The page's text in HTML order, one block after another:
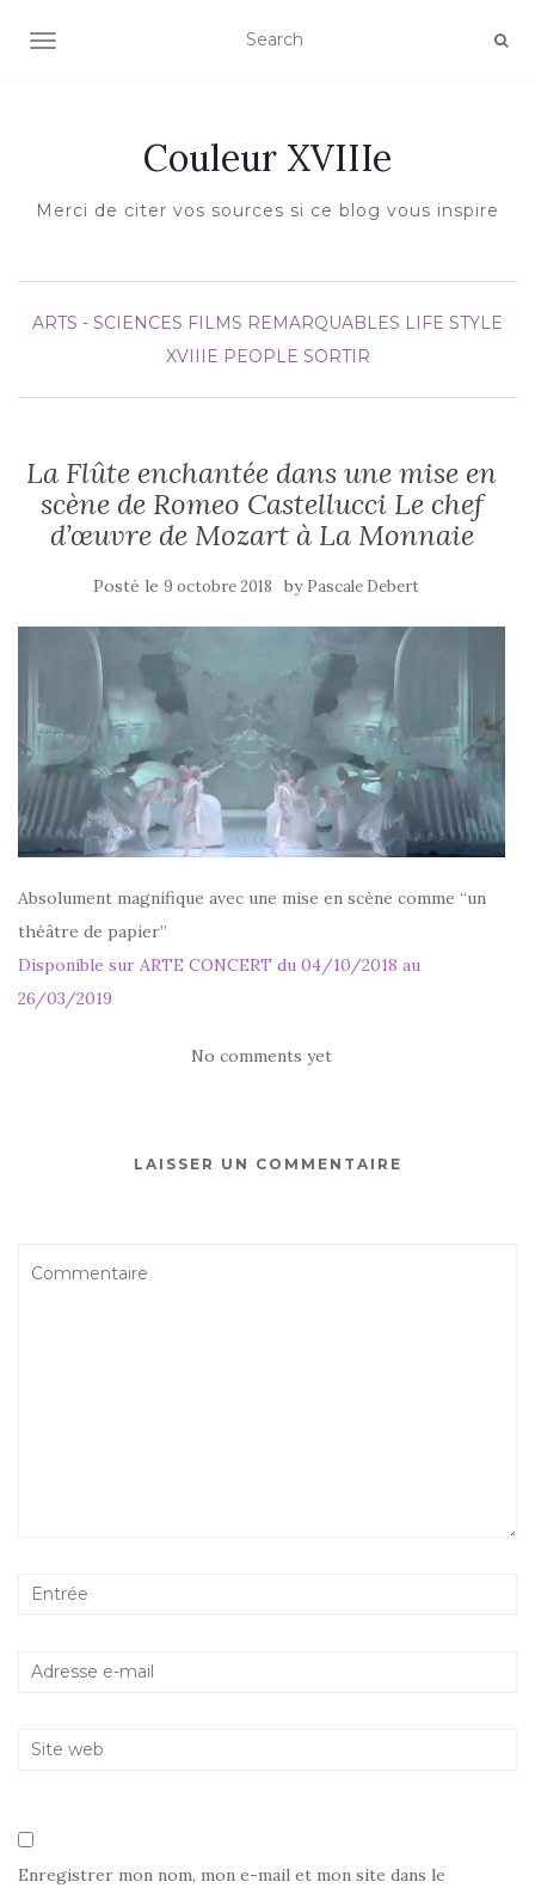
AFFICHER/MASQUER LA NAVIGATION
Couleur XVIIIe
Merci de citer vos sources si ce blog vous inspire
ARTS - SCIENCES FILMS REMARQUABLES LIFE STYLE
XVIIIE PEOPLE SORTIR
La Flûte enchantée dans une mise en
scène de Romeo Castellucci Le chef
d’œuvre de Mozart à La Monnaie
Posté le 9 octobre 2018 by Pascale Debert
Absolument magnifique avec une mise en scène comme “un
théâtre de papier”
Disponible sur ARTE CONCERT du 04/10/2018 au
26/03/2019
No comments yet
LAISSER UN COMMENTAIRE
Enregistrer mon nom, mon e-mail et mon site dans le